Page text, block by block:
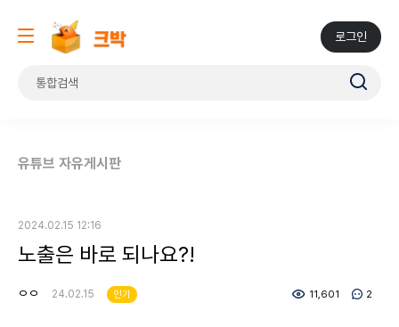
로그인
유튜브 자유게시판
2024.02.15 12:16
노출은 바로 되나요?!
ㅇㅇ 24.02.15 인기 11,601 2